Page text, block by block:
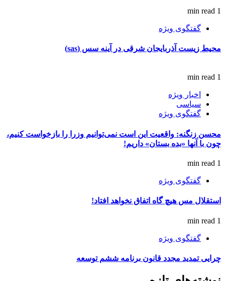
1 min read
گفتگوی ویژه
محیط زیست آذربایجان شرقی در آینه سس (sas)
1 min read
اخبار ویژه
سیاسی
گفتگوی ویژه
محسن زنگنه: واقعیت این است نمی‌توانیم وزرا را بازخواست کنیم،
چون با آنها «بده بستان» داریم!
1 min read
گفتگوی ویژه
استقلال مس هیچ گاه اتفاق نخواهد افتاد!
1 min read
گفتگوی ویژه
چرایی تمدید مجدد قانون برنامه ششم توسعه